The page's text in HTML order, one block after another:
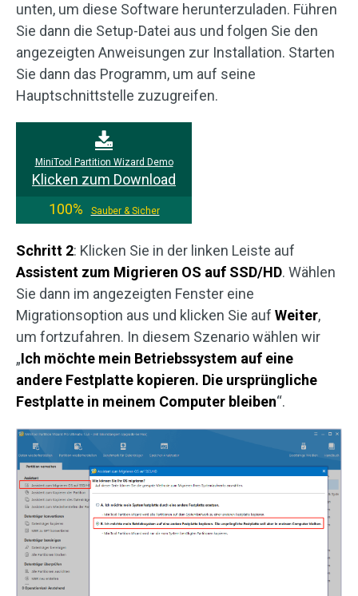
unten, um diese Software herunterzuladen. Führen
Sie dann die Setup-Datei aus und folgen Sie den
angezeigten Anweisungen zur Installation. Starten
Sie dann das Programm, um auf seine
Hauptschnittstelle zuzugreifen.
MiniTool Partition Wizard Demo
Klicken zum Download
100%
Sauber & Sicher
Schritt 2: Klicken Sie in der linken Leiste auf
Assistent zum Migrieren OS auf SSD/HD. Wählen
Sie dann im angezeigten Fenster eine
Migrationsoption aus und klicken Sie auf Weiter,
um fortzufahren. In diesem Szenario wählen wir
„Ich möchte mein Betriebssystem auf eine
andere Festplatte kopieren. Die ursprüngliche
Festplatte in meinem Computer bleiben“.